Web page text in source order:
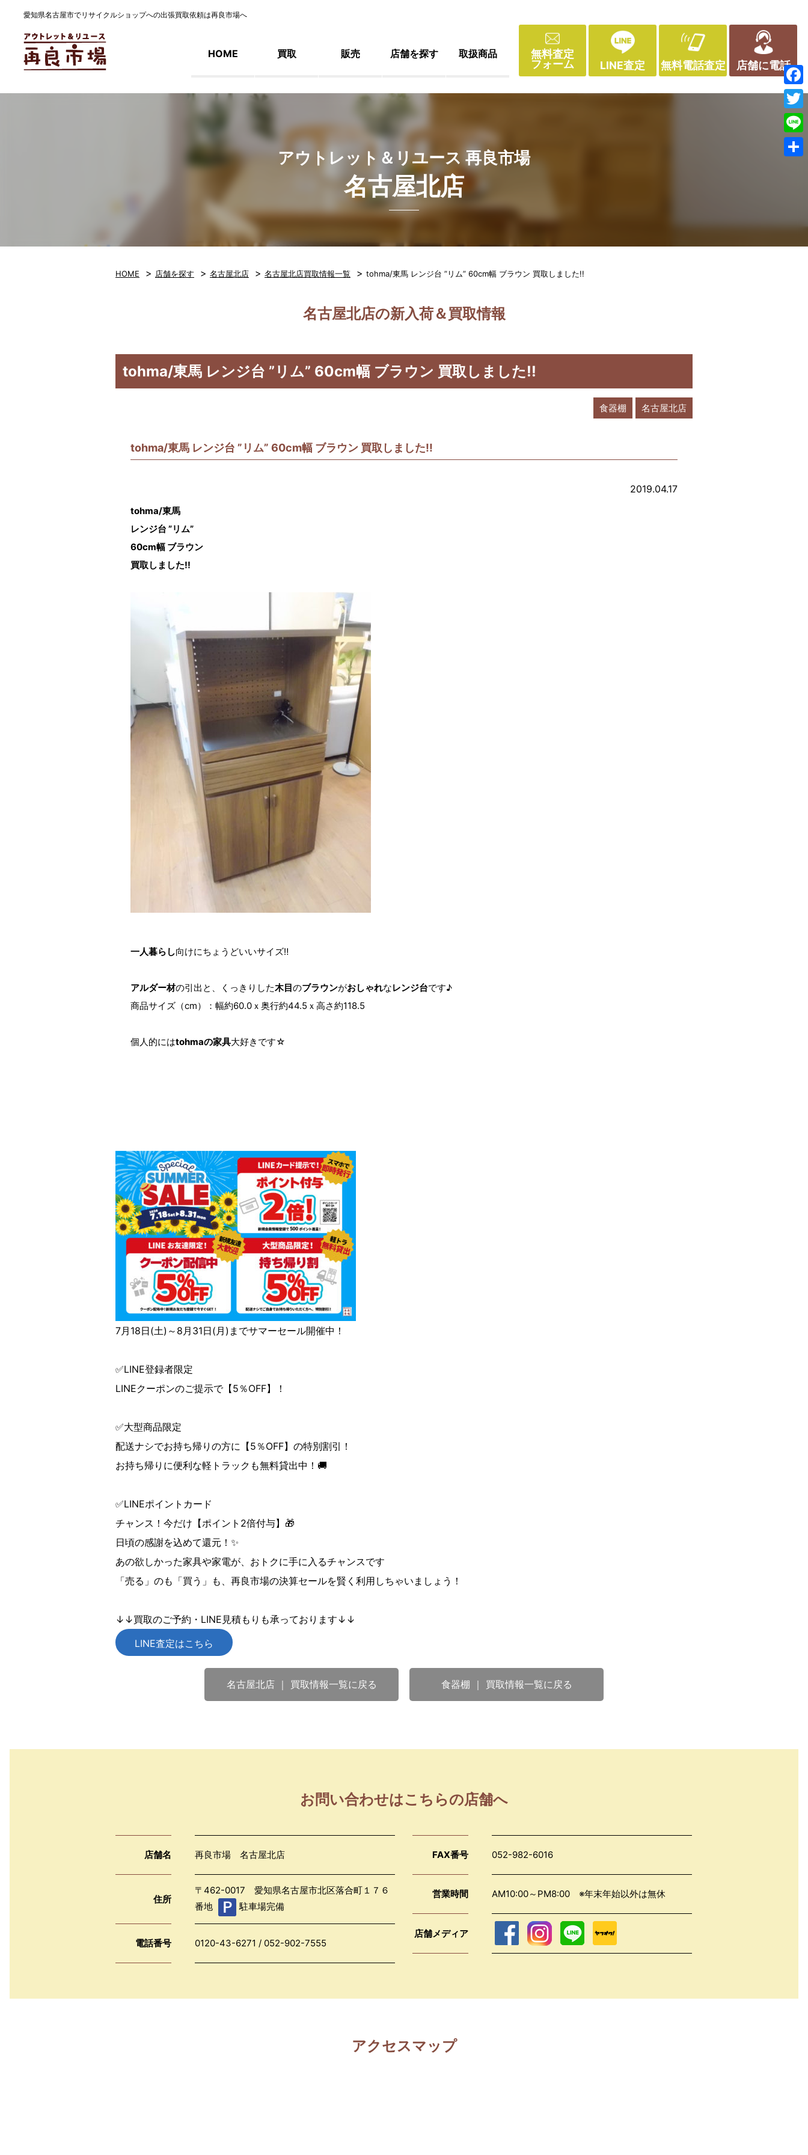
愛知県名古屋市でリサイクルショップへの出張買取依頼は再良市場へ
HOME 買取 販売 店舗を探す 取扱商品
無料査定
フォーム
LINE査定 無料電話査定 店舗に電話
アウトレット＆リユース 再良市場
名古屋北店
HOME > 店舗を探す > 名古屋北店 > 名古屋北店買取情報一覧 > tohma/東馬 レンジ台 ”リム” 60cm幅 ブラウン 買取しました!!
名古屋北店の新入荷＆買取情報
tohma/東馬 レンジ台 ”リム” 60cm幅 ブラウン 買取しました!!
食器棚 名古屋北店
tohma/東馬 レンジ台 ”リム” 60cm幅 ブラウン 買取しました!!
2019.04.17
tohma/東馬
レンジ台 ”リム”
60cm幅 ブラウン
買取しました!!
一人暮らし向けにちょうどいいサイズ‼
アルダー材の引出と、くっきりした木目のブラウンがおしゃれなレンジ台です♪
商品サイズ（cm）：幅約60.0ｘ奥行約44.5ｘ高さ約118.5
個人的にはtohmaの家具大好きです☆
7月18日(土)～8月31日(月)までサマーセール開催中！
✅LINE登録者限定
LINEクーポンのご提示で【5％OFF】！
✅大型商品限定
配送ナシでお持ち帰りの方に【5％OFF】の特別割引！
お持ち帰りに便利な軽トラックも無料貸出中！🚚
✅LINEポイントカード
チャンス！今だけ【ポイント2倍付与】🎁
日頃の感謝を込めて還元！✨
あの欲しかった家具や家電が、おトクに手に入るチャンスです
「売る」のも「買う」も、再良市場の決算セールを賢く利用しちゃいましょう！
↓↓買取のご予約・LINE見積もりも承っております↓↓
LINE査定はこちら
名古屋北店 ｜ 買取情報一覧に戻る 食器棚 ｜ 買取情報一覧に戻る
お問い合わせはこちらの店舗へ
店舗名 再良市場 名古屋北店
住所
〒462-0017 愛知県名古屋市北区落合町１７６
番地
駐車場完備
電話番号 0120-43-6271 / 052-902-7555
FAX番号 052-982-6016
営業時間 AM10:00～PM8:00 ※年末年始以外は無休
店舗メディア
アクセスマップ
Line